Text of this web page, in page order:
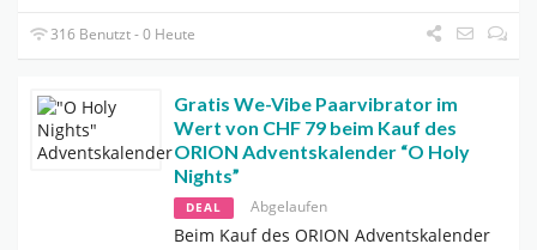
316 Benutzt - 0 Heute
Gratis We-Vibe Paarvibrator im
Wert von CHF 79 beim Kauf des
ORION Adventskalender “O Holy
Nights”
DEAL Abgelaufen
Beim Kauf des ORION Adventskalender